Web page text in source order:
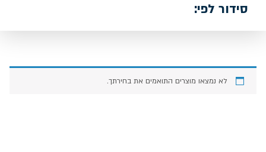
סידור לפי:
לא נמצאו מוצרים התואמים את בחירתך.